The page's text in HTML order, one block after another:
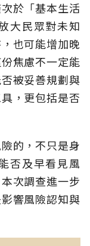
於「基本生活
大民眾對未知
也可能增加晚
焦慮不一定能
被妥善規劃與
，更包括是否
的，不只是身
否及早看見風
次調查進一步
響風險認知與